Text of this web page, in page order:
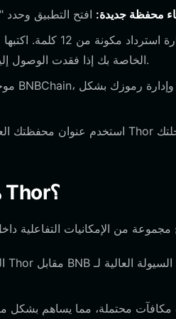
محفظة جديدة:
ستحصل على عبارة
الطريقة الوحيدة لاستعادة محفظة Thor الخاصة بك إذا فقدت الوصول إليها.
ما الذي يمكنك فعله بمحفظة Thor؟
محتملة، مما يساهم بشكل